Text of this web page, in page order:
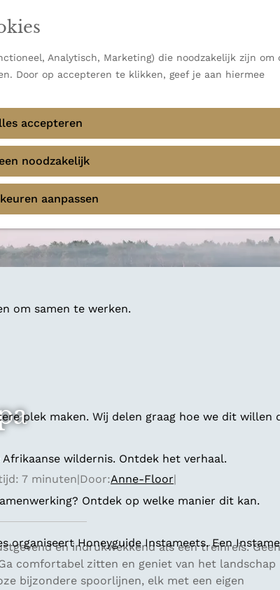
Analytisch, Marketing) die noodzakelijk zijn om
Door op accepteren te klikken, geef je aan hiermee
accepteren
noodzakelijk
aanpassen
indrukwekkende Alpen, maar ook een
om samen te werken.
plek maken. Wij delen graag hoe we dit willen
wildernis. Ontdek het verhaal.
Ontdek op welke manier dit kan.
organiseert Honeyguide Instameets. Een
7 minuten|Door:Anne-Floor|
én indrukwekkend als een treinreis. Geen
comfortabel zitten en geniet van het landschap
bijzondere spoorlijnen, elk met een eigen